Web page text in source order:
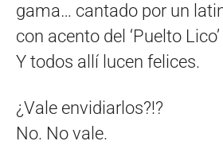
gama… cantado por un
con acento del ‘Puelto Lico’
Y todos allí lucen felices.
¿Vale envidiarlos?!?
No. No vale.